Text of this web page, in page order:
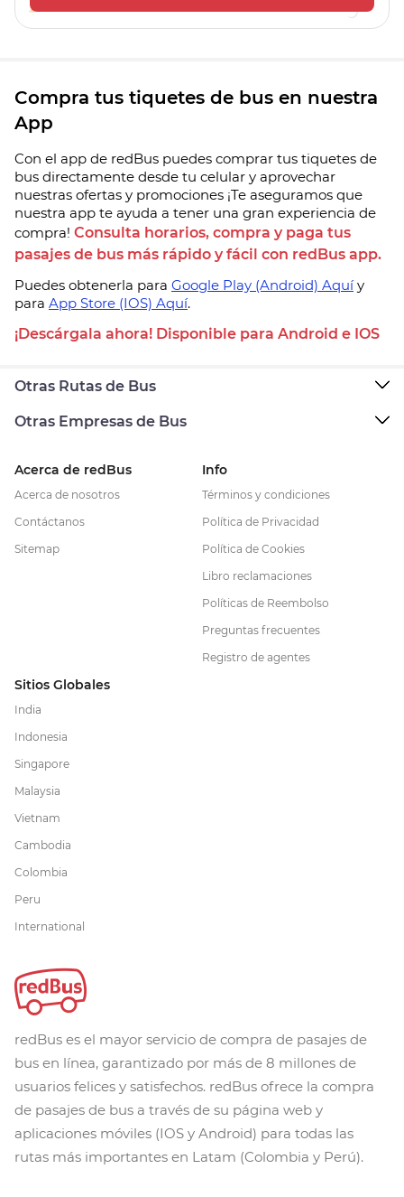
Compra tus tiquetes de bus en nuestra
App
Con el app de redBus puedes comprar tus tiquetes de
bus directamente desde tu celular y aprovechar
nuestras ofertas y promociones ¡Te aseguramos que
nuestra app te ayuda a tener una gran experiencia de
compra! Consulta horarios, compra y paga tus
pasajes de bus más rápido y fácil con redBus app.
Puedes obtenerla para Google Play (Android) Aquíy
para App Store (IOS) Aquí.
¡Descárgala ahora! Disponible para Android e IOS
Otras Rutas de Bus
Otras Empresas de Bus
Acerca de redBus
Acerca de nosotros
Contáctanos
Sitemap
Info
Términos y condiciones
Política de Privacidad
Política de Cookies
Libro reclamaciones
Políticas de Reembolso
Preguntas frecuentes
Registro de agentes
Sitios Globales
India
Indonesia
Singapore
Malaysia
Vietnam
Cambodia
Colombia
Peru
International
redBus es el mayor servicio de compra de pasajes de
bus en línea, garantizado por más de 8 millones de
usuarios felices y satisfechos. redBus ofrece la compra
de pasajes de bus a través de su página web y
aplicaciones móviles (IOS y Android) para todas las
rutas más importantes en Latam (Colombia y Perú).